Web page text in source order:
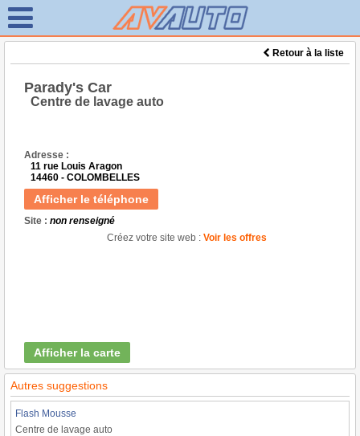
Retour à la liste
Parady's Car
Centre de lavage auto
Adresse :
11 rue Louis Aragon
14460 - COLOMBELLES
Afficher le téléphone
Site : non renseigné
Créez votre site web : Voir les offres
Afficher la carte
Autres suggestions
Flash Mousse
Centre de lavage auto